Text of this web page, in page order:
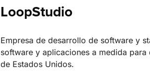
LoopStudio
Empresa de desarrollo de software y
software y aplicaciones a medida
de Estados Unidos.